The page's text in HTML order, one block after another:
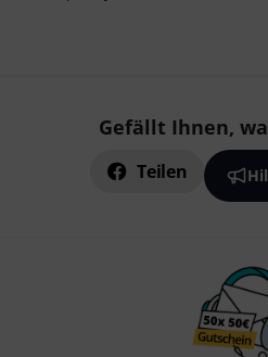
Gefällt Ihnen,
Teilen